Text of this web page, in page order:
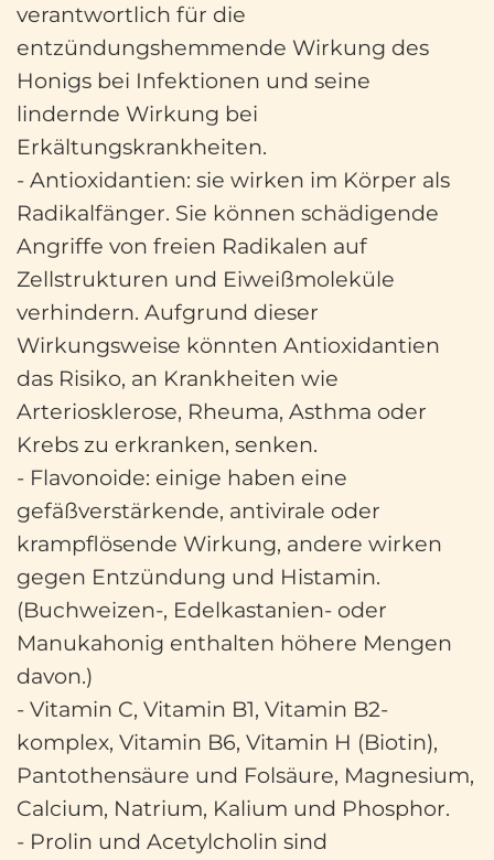
verantwortlich für die
entzündungshemmende Wirkung des
Honigs bei Infektionen und seine
lindernde Wirkung bei
Erkältungskrankheiten.
- Antioxidantien: sie wirken im Körper als
Radikalfänger. Sie können schädigende
Angriffe von freien Radikalen auf
Zellstrukturen und Eiweißmoleküle
verhindern. Aufgrund dieser
Wirkungsweise könnten Antioxidantien
das Risiko, an Krankheiten wie
Arteriosklerose, Rheuma, Asthma oder
Krebs zu erkranken, senken.
- Flavonoide: einige haben eine
gefäßverstärkende, antivirale oder
krampflösende Wirkung, andere wirken
gegen Entzündung und Histamin.
(Buchweizen-, Edelkastanien- oder
Manukahonig enthalten höhere Mengen
davon.)
- Vitamin C, Vitamin B1, Vitamin B2-
komplex, Vitamin B6, Vitamin H (Biotin),
Pantothensäure und Folsäure, Magnesium,
Calcium, Natrium, Kalium und Phosphor.
- Prolin und Acetylcholin sind